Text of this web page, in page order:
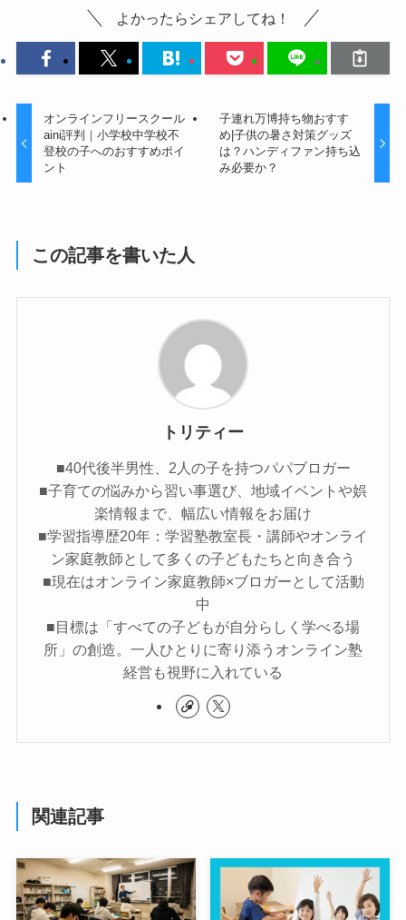
よかったらシェアしてね！
オンラインフリースクール
aini評判｜小学校中学校不
登校の子へのおすすめポイ
ント
子連れ万博持ち物おすす
め|子供の暑さ対策グッズ
は？ハンディファン持ち込
み必要か？
この記事を書いた人
トリティー
■40代後半男性、2人の子を持つパパブロガー
■子育ての悩みから習い事選び、地域イベントや娯
楽情報まで、幅広い情報をお届け
■学習指導歴20年：学習塾教室長・講師やオンライ
ン家庭教師として多くの子どもたちと向き合う
■現在はオンライン家庭教師×ブロガーとして活動
中
■目標は「すべての子どもが自分らしく学べる場
所」の創造。一人ひとりに寄り添うオンライン塾
経営も視野に入れている
関連記事